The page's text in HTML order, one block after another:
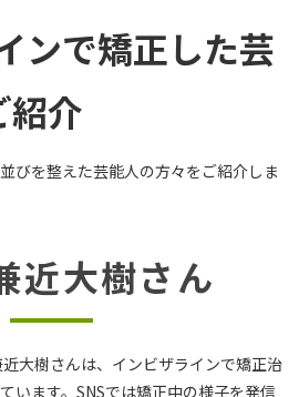
ンで矯正した芸
紹介
びを整えた芸能人の方々をご紹介しま
近大樹さん
大樹さんは、インビザラインで矯正治
います。SNSでは矯正中の様子を発信